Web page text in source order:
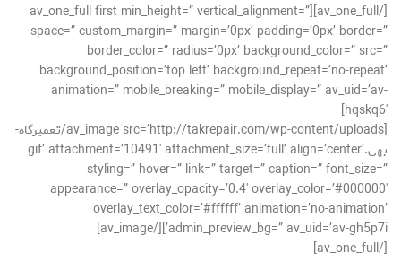
[/av_one_full][av_one_full first min_height=” vertical_alignment=”
space=” custom_margin=” margin=’0px’ padding=’0px’ border=”
border_color=” radius=’0px’ background_color=” src=”
background_position=’top left’ background_repeat=’no-repeat’
animation=” mobile_breaking=” mobile_display=” av_uid=’av-
hqskq6′]
[av_image src=’http://takrepair.com/wp-content/uploads/تعمیرگاه-
بهی.gif’ attachment=’10491′ attachment_size=’full’ align=’center’
styling=” hover=” link=” target=” caption=” font_size=”
appearance=” overlay_opacity=’0.4′ overlay_color=’#000000′
overlay_text_color=’#ffffff’ animation=’no-animation’
admin_preview_bg=” av_uid=’av-gh5p7i’][/av_image]
[/av_one_full]